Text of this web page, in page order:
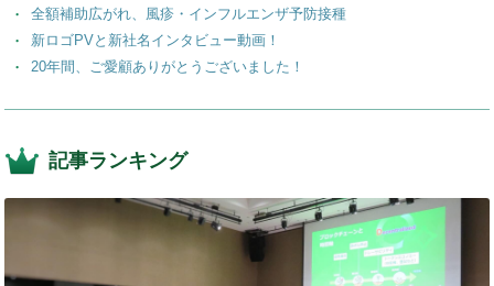
全額補助広がれ、風疹・インフルエンザ予防接種
新ロゴPVと新社名インタビュー動画！
20年間、ご愛顧ありがとうございました！
記事ランキング